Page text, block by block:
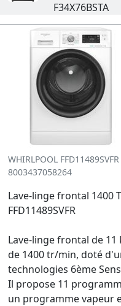
F34X76BSTA
WHIRLPOOL FFD11489SVFR
8003437058264
Lave-linge frontal 1400
FFD11489SVFR
Lave-linge frontal de 11
de 1400 tr/min, doté
technologies 6ème
Il propose 11
un programme vapeur